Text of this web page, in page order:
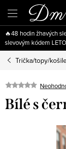
obsah
🔥48 hodin žhavých
slevovým kódem
Trička/topy/
Bílé s